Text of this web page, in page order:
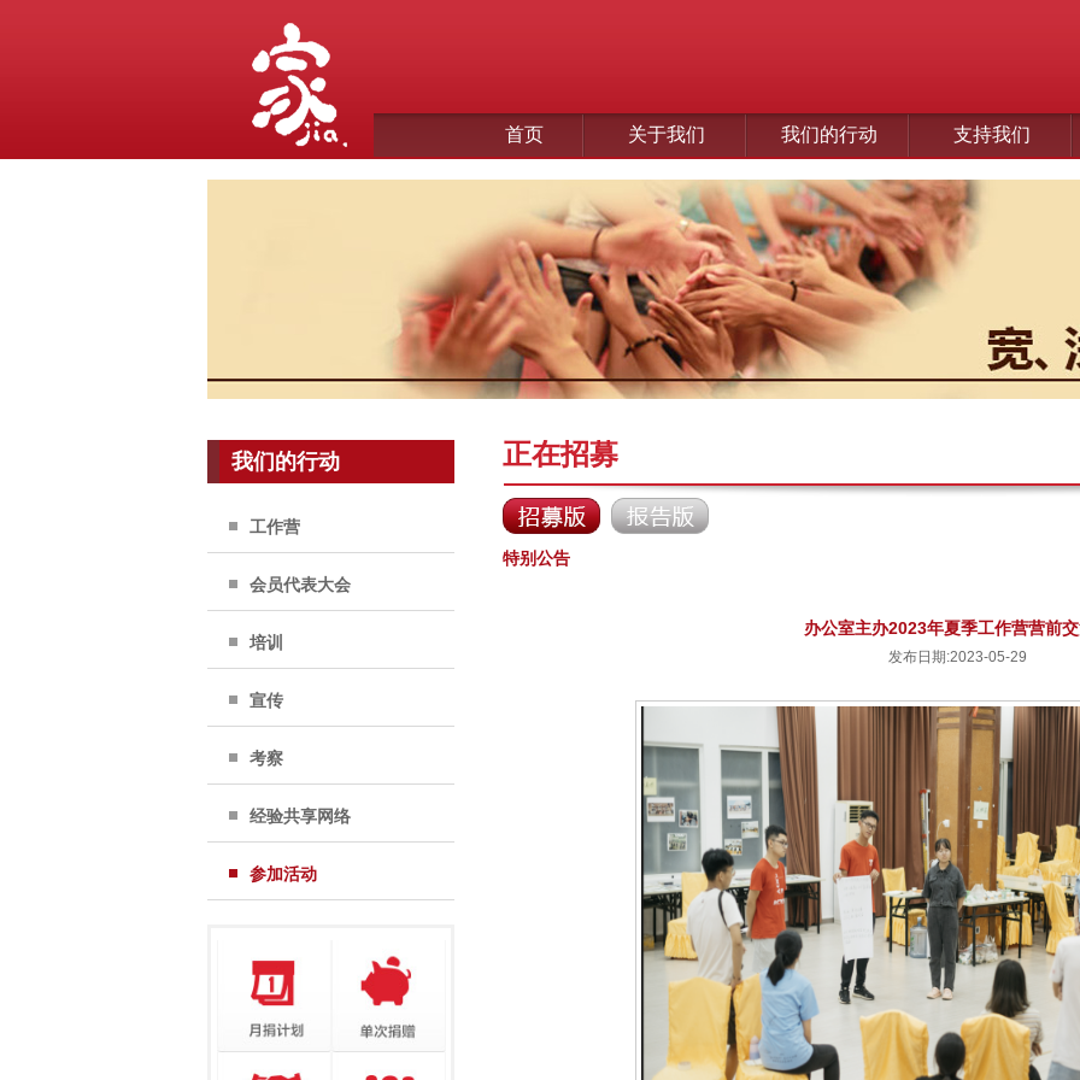
首页 关于我们 我们的行动 支持我们
我们的行动
工作营
会员代表大会
培训
宣传
考察
经验共享网络
参加活动
正在招募
特别公告
办公室主办2023年夏季工作营营前
发布日期:2023-05-29